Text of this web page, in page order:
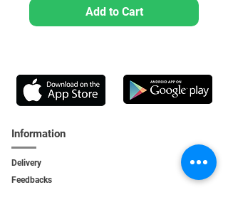
Add to Cart
Information
Delivery
Feedbacks